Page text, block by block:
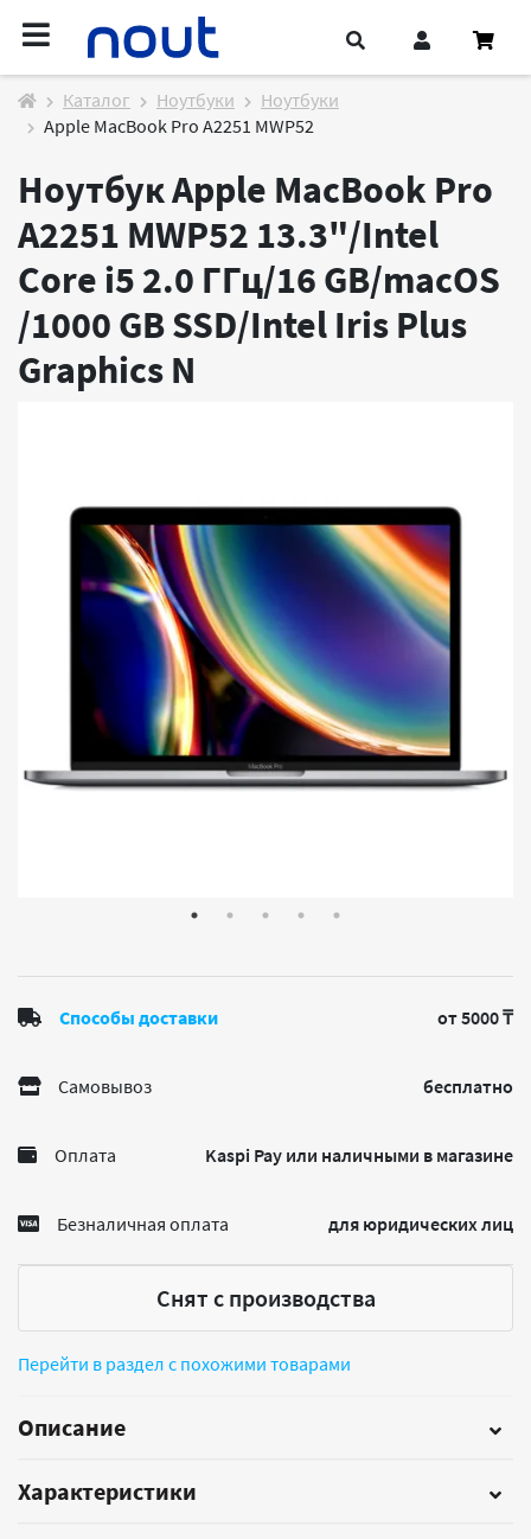
Каталог Ноутбуки
Ноутбуки
Apple MacBook Pro A2251 MWP52
Ноутбук Apple MacBook Pro
A2251 MWP52 13.3"/Intel
Core i5 2.0 ГГц/16 GB/macOS
/1000 GB SSD/Intel Iris Plus
Graphics N
Способы доставки от 5000 ₸
Самовывоз бесплатно
Оплата Kaspi Pay или наличными в магазине
Безналичная оплата для юридических лиц
Снят с производства
Перейти в раздел с похожими товарами
Описание
Характеристики